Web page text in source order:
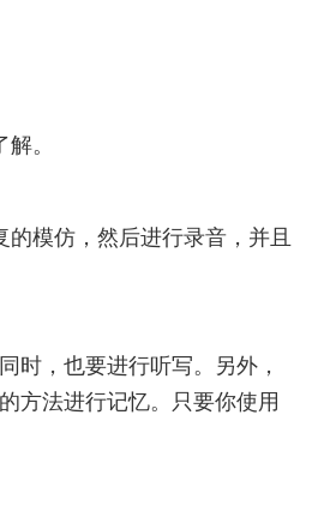
。
模仿，然后进行录音，并且
时，也要进行听写。另外，
方法进行记忆。只要你使用